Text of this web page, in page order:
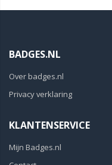
BADGES.NL
Over badges.nl
Privacy verklaring
KLANTENSERVICE
Mijn Badges.nl